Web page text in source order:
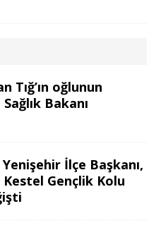
Tığ’ın oğlunun
Bakanı
İlçe Başkanı,
Kestel Gençlik Kolu